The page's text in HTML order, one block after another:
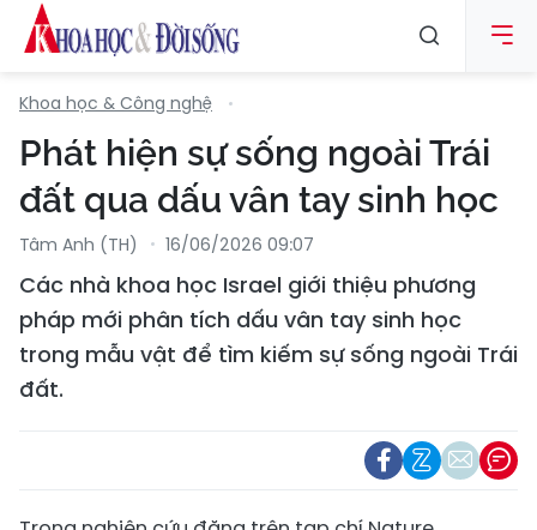
Khoa học & Công nghệ
Phát hiện sự sống ngoài Trái
đất qua dấu vân tay sinh học
Tâm Anh (TH) 16/06/2026 09:07
Các nhà khoa học Israel giới thiệu phương
pháp mới phân tích dấu vân tay sinh học
trong mẫu vật để tìm kiếm sự sống ngoài Trái
đất.